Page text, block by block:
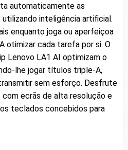
automaticamente as
inteligência artificial.
enquanto joga ou aperfeiçoa
otimizar cada tarefa por si. O
Lenovo LA1 AI optimizam o
lhe jogar títulos triple-A,
sem esforço. Desfrute
com ecrãs de alta resolução e
teclados concebidos para